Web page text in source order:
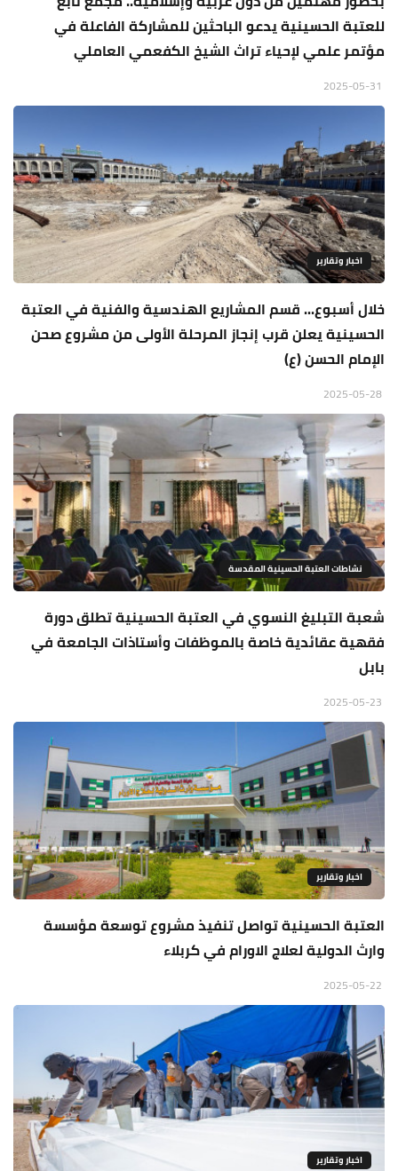
للعتبة الحسينية يدعو الباحثين للمشاركة الفاعلة في
مؤتمر علمي لإحياء تراث الشيخ الكفعمي العاملي
اخبار وتقارير
خلال أسبوع... قسم المشاريع الهندسية والفنية في العتبة
الحسينية يعلن قرب إنجاز المرحلة الأولى من مشروع صحن
الإمام الحسن (ع)
نشاطات العتبة الحسينية المقدسة
شعبة التبليغ النسوي في العتبة الحسينية تطلق دورة
فقهية عقائدية خاصة بالموظفات وأستاذات الجامعة في
بابل
اخبار وتقارير
العتبة الحسينية تواصل تنفيذ مشروع توسعة مؤسسة
وارث الدولية لعلاج الاورام في كربلاء
اخبار وتقارير